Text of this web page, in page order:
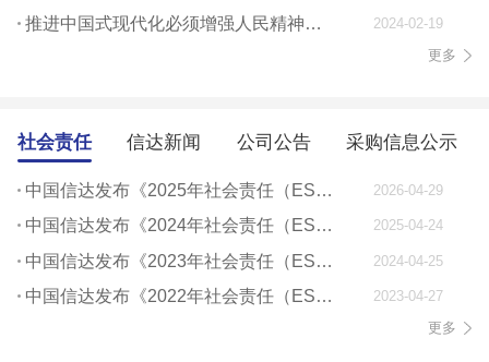
推进中国式现代化必须增强人民精神力量
2024-02-19
更多
社会责任 信达新闻 公司公告 采购信息公示
中国信达发布《2025年社会责任（ESG）报告》 2026-04-29
中国信达发布《2024年社会责任（ESG）报告》 2025-04-24
中国信达发布《2023年社会责任（ESG）报告》 2024-04-25
中国信达发布《2022年社会责任（ESG）报告》
2023-04-27
更多